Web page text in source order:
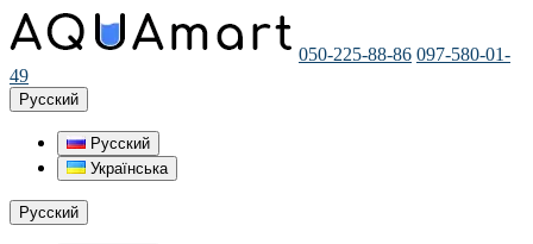
050-225-88-86 097-580-01-
49
Русский
Русский
Українська
Русский